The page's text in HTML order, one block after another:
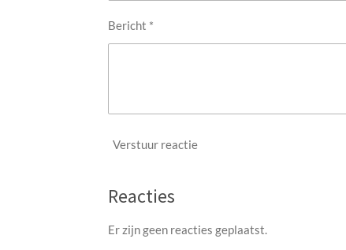
Bericht *
Verstuur reactie
Reacties
Er zijn geen reacties geplaatst.